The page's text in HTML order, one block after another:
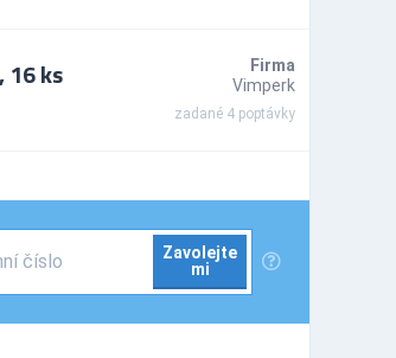
16 ks
Firma
Vimperk
zadané 4 poptávky
Zavolejte
mi